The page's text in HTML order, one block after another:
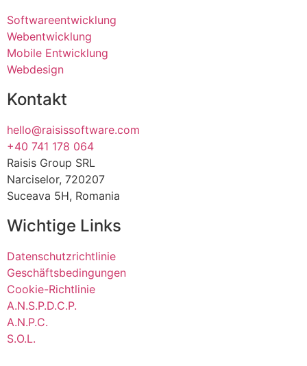
Softwareentwicklung
Webentwicklung
Mobile Entwicklung
Webdesign
Kontakt
hello@raisissoftware.com
+40 741 178 064
Raisis Group SRL
Narciselor, 720207
Suceava 5H, Romania
Wichtige Links
Datenschutzrichtlinie
Geschäftsbedingungen
Cookie-Richtlinie
A.N.S.P.D.C.P.
A.N.P.C.
S.O.L.